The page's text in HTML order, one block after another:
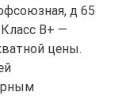
д 65
B+ —
цены.